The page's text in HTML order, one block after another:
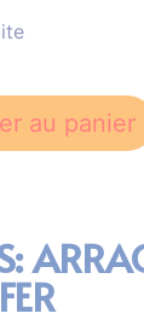
au panier